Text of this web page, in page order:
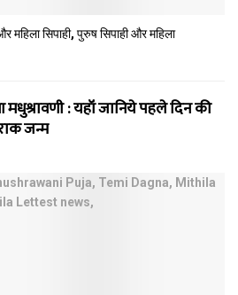
महिला सिपाही, पुरुष सिपाही और महिला
: यहॉं जानिये पहले दिन की
जन्म